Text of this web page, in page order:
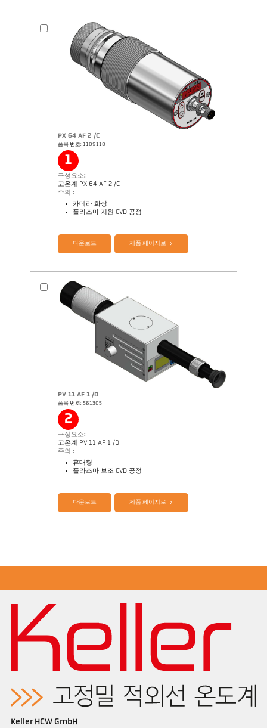
PX 64 AF 2 /C
품목 번호: 1109118
1
구성요소:
고온계 PX 64 AF 2 /C
주의 :
카메라 화상
플라즈마 지원 CVD 공정
제품 카다로그 CellaTemp PX
다운로드 제품 페이지로
PV 11 AF 1 /D
품목 번호: 561305
2
구성요소:
고온계 PV 11 AF 1 /D
주의 :
휴대형
플라즈마 보조 CVD 공정
다운로드 제품 페이지로
Keller HCW GmbH